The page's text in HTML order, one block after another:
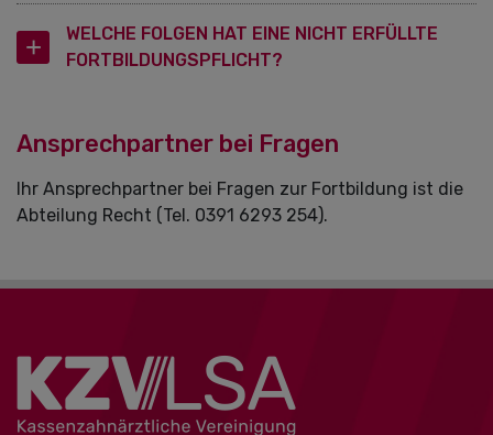
WELCHE FOLGEN HAT EINE NICHT ERFÜLLTE
FORTBILDUNGSPFLICHT?
Ansprechpartner bei Fragen
Ihr Ansprechpartner bei Fragen zur Fortbildung ist die
Abteilung Recht (Tel. 0391 6293 254).